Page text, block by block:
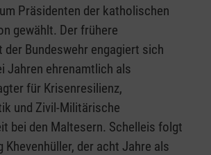
Präsidenten der katholischen
gewählt. Der frühere
der Bundeswehr engagiert sich
Jahren ehrenamtlich als
für Krisenresilienz,
und Zivil-Militärische
bei den Maltesern. Schelleis folgt
Khevenhüller, der acht Jahre als